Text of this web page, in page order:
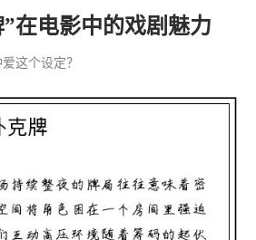
在电影中的戏剧魅力
这个设定？